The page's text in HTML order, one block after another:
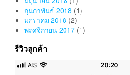
กุมภาพันธ์ 2018 (1)
มกราคม 2018 (2)
พฤศจิกายน 2017 (1)
รีวิวลูกค้า